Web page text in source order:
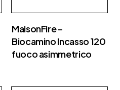
MaisonFire –
Biocamino Incasso 120
fuoco asimmetrico